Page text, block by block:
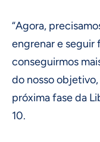
“Agora,
engrenar e seguir
conseguirmos
do nosso
próxima fase da
10.